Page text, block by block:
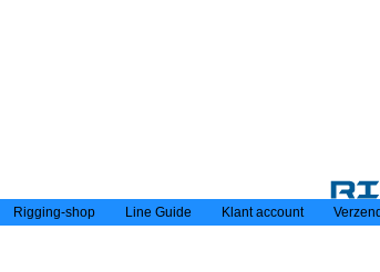
Rigging-shop Line Guide Klant account